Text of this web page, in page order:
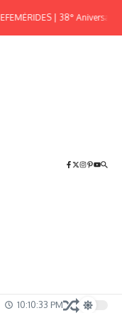
EFEMÉRIDES | 38°
10:10:33 PM